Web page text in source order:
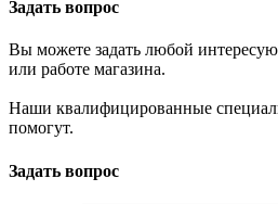
Задать вопрос
Вы можете задать любой
или работе магазина.
Наши квалифицированные
помогут.
Задать вопрос